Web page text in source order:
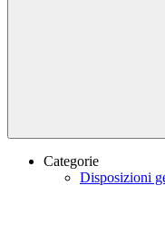
Categorie
Disposizioni